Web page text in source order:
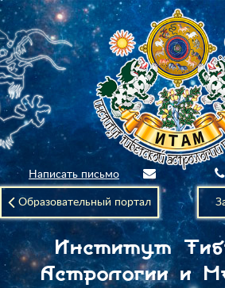
Написать письмо
Образовательный портал
Институт
Астрологии и